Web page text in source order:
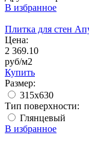
В избранное
Плитка для стен
Цена:
2 369.10
руб/м2
Купить
Размер:
315x630
Тип поверхности:
Глянцевый
В избранное